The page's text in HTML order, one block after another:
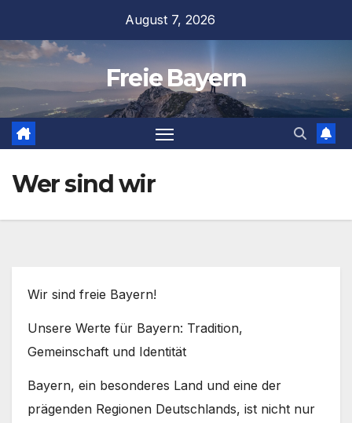
springen
August 7, 2026
Freie Bayern
Wer sind wir
Wir sind freie Bayern!
Unsere Werte für Bayern: Tradition,
Gemeinschaft und Identität
Bayern, ein besonderes Land und eine der
prägenden Regionen Deutschlands, ist nicht nur